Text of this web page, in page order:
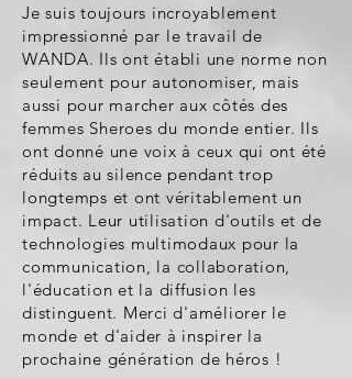
Je suis toujours incroyablement
impressionné par le travail de
WANDA. Ils ont établi une norme non
seulement pour autonomiser, mais
aussi pour marcher aux côtés des
femmes Sheroes du monde entier. Ils
ont donné une voix à ceux qui ont été
réduits au silence pendant trop
longtemps et ont véritablement un
impact. Leur utilisation d'outils et de
technologies multimodaux pour la
communication, la collaboration,
l'éducation et la diffusion les
distinguent. Merci d'améliorer le
monde et d'aider à inspirer la
prochaine génération de héros !